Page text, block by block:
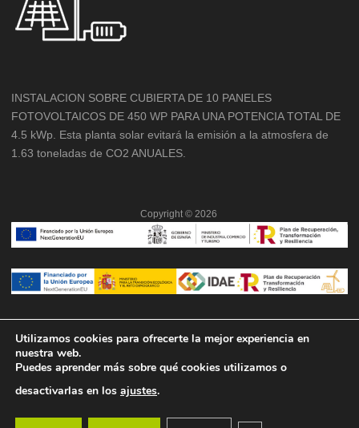
INSTALACION SOBRE CUBIERTA DE 10 PANELES
FOTOVOLTAICOS DE 450 WP PARA UNA POTENCIA TOTAL DE
4.5 kWp. Esta planta solar evitará la emisión a la atmosfera de
1.63 toneladas de CO2 ANUALES.
Copyright © 2026
Utilizamos cookies para ofrecerte la mejor experiencia en
nuestra web.
Puedes aprender más sobre qué cookies utilizamos o
desactivarlas en los ajustes.